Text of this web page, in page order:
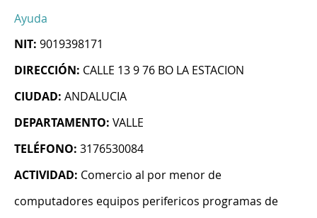
Ayuda
NIT: 9019398171
DIRECCIÓN: CALLE 13 9 76 BO LA ESTACION
CIUDAD: ANDALUCIA
DEPARTAMENTO: VALLE
TELÉFONO: 3176530084
ACTIVIDAD: Comercio al por menor de
computadores equipos perifericos programas de